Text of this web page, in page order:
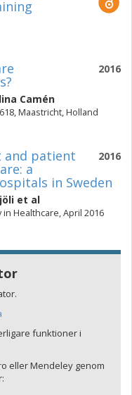
2016
Camén
Maastricht, Holland
2016
and patient
a
in Sweden
et al
Healthcare, April 2016
funktioner i
eller Mendeley genom